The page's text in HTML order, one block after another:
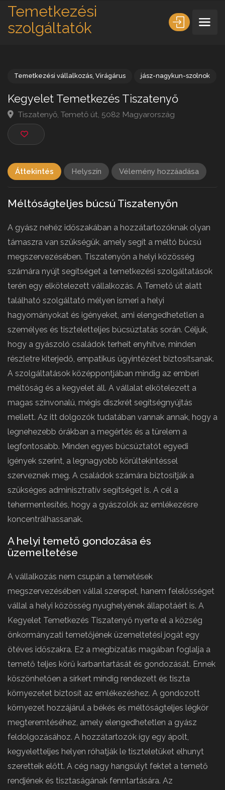
Temetkezési
szolgáltatók
Kegyelet Temetkezés Tiszatenyő
Tiszatenyő, Temető út, 5082 Magyarország
Áttekintés Helyszín Vélemény hozzáadása
Méltóságteljes búcsú Tiszatenyőn
A gyász nehéz időszakában a hozzátartozóknak olyan
támaszra van szükségük, amely segít a méltó búcsú
megszervezésében. Tiszatenyőn a helyi közösség
számára nyújt segítséget a temetkezési szolgáltatások
terén egy elkötelezett vállalkozás. A Temető út alatt
található szolgáltató mélyen ismeri a helyi
hagyományokat és igényeket, ami elengedhetetlen a
személyes és tiszteletteljes búcsúztatás során. Céljuk,
hogy a gyászoló családok terheit enyhítve, minden
részletre kiterjedő, empatikus ügyintézést biztosítsanak.
A szolgáltatások középpontjában mindig az emberi
méltóság és a kegyelet áll. A vállalat elkötelezett a
magas színvonalú, mégis diszkrét segítségnyújtás
mellett. Az itt dolgozók tudatában vannak annak, hogy a
legnehezebb órákban a megértés és a türelem a
legfontosabb. Minden egyes búcsúztatót egyedi
igények szerint, a legnagyobb körültekintéssel
szerveznek meg. A családok számára biztosítják a
szükséges adminisztratív segítséget is. A cél a
tehermentesítés, hogy a gyászolók az emlékezésre
koncentrálhassanak.
A helyi temető gondozása és
üzemeltetése
A vállalkozás nem csupán a temetések
megszervezésében vállal szerepet, hanem felelősséget
vállal a helyi közösség nyughelyének állapotáért is. A
Kegyelet Temetkezés Tiszatenyő nyerte el a község
önkormányzati temetőjének üzemeltetési jogát egy
ötéves időszakra. Ez a megbízatás magában foglalja a
temető teljes körű karbantartását és gondozását. Ennek
köszönhetően a sírkert mindig rendezett és tiszta
környezetet biztosít az emlékezéshez. A gondozott
környezet hozzájárul a békés és méltóságteljes légkör
megteremtéséhez, amely elengedhetetlen a gyász
feldolgozásához. A hozzátartozók így egy ápolt,
kegyeletteljes helyen róhatják le tiszteletüket elhunyt
szeretteik előtt. A cég nagy hangsúlyt fektet a temető
rendjének és tisztaságának fenntartására. Az